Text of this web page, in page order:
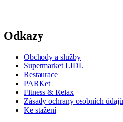
Odkazy
Obchody a služby
Supermarket LIDL
Restaurace
PARKet
Fitness & Relax
Zásady ochrany osobních údajů
Ke stažení